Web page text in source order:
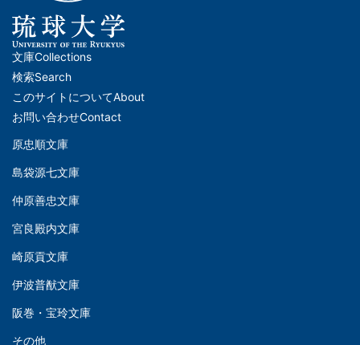
メ
イ
ン
ナ
ビ
ー
シ
ョ
ン
ッ
文庫Collections
検索Search
このサイトについてAbout
お問い合わせContact
文
(Left)
原忠順文庫
島袋源七文庫
仲原善忠文庫
文
(Middle)
宮良殿内文庫
崎原貢文庫
伊波普猷文庫
文
阪巻・宝玲文庫
その他